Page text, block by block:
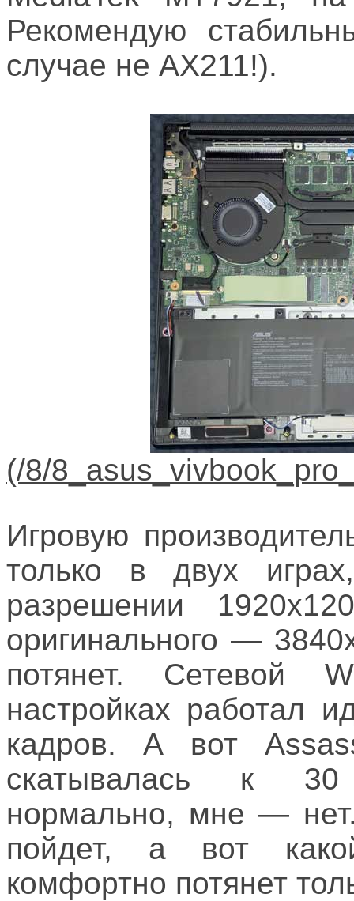
Рекомендую
случае не AX211!).
Игровую
только в двух
разрешении
оригинального —
потянет. Сетевой
настройках работал
кадров. А вот
скатывалась к 30
нормально, мне —
пойдет, а вот
комфортно потянет